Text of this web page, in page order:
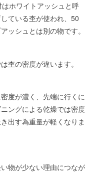
ホワイトアッシュと呼
ている杢が使われ、50
ッシュとは別の物です。
杢の密度が違います。
度が濃く、先端に行くに
ングによる乾燥では密度
出す為重量が軽くなりま
物が少ない理由につなが